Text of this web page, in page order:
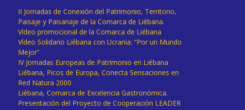
II Jornadas de Conexión del Patrimonio, Territorio,
Paisaje y Paisanaje de la Comarca de Liébana.
Vídeo promocional de la Comarca de Liébana
Vídeo Solidario Liébana con Ucrania: “Por un Mundo
Mejor”
IV Jornadas Europeas de Patrimonio en Liébana
Liébana, Picos de Europa, Conecta Sensaciones en
Red Natura 2000
Liébana, Comarca de Excelencia Gastronómica.
Presentación del Proyecto de Cooperación LEADER